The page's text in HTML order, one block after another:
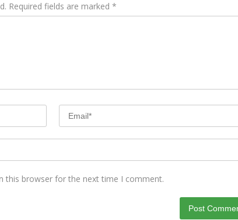
Required fields are marked *
this browser for the next time I comment.